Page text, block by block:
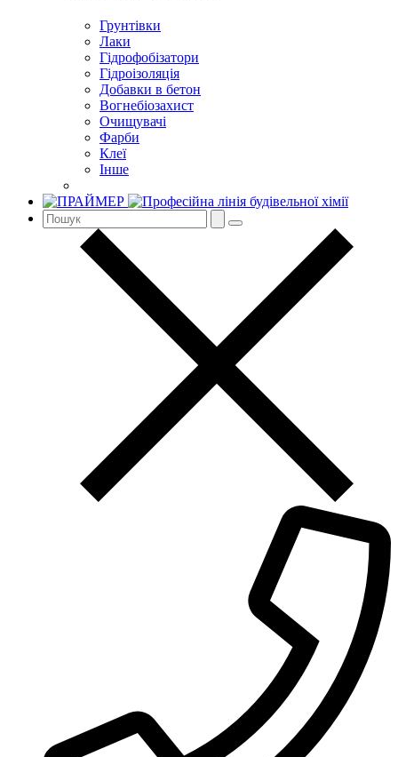
Грунтівки
Лаки
Гідрофобізатори
Гідроізоляція
Добавки в бетон
Вогнебіозахист
Очищувачі
Фарби
Клеї
Інше